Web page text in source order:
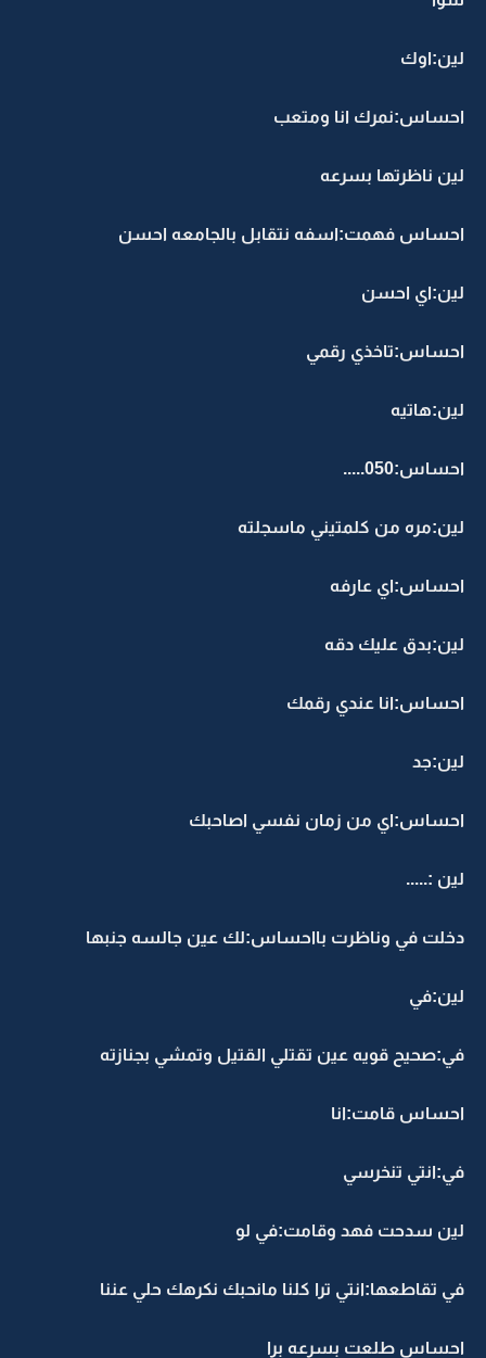
لين:اوك
احساس:نمرك انا ومتعب
لين ناظرتها بسرعه
احساس فهمت:اسفه نتقابل بالجامعه احسن
لين:اي احسن
احساس:تاخذي رقمي
لين:هاتيه
احساس:050.....
لين:مره من كلمتيني ماسجلته
احساس:اي عارفه
لين:بدق عليك دقه
احساس:انا عندي رقمك
لين:جد
احساس:اي من زمان نفسي اصاحبك
لين :.....
دخلت في وناظرت بااحساس:لك عين جالسه جنبها
لين:في
في:صحيح قويه عين تقتلي القتيل وتمشي بجنازته
احساس قامت:انا
في:انتي تنخرسي
لين سدحت فهد وقامت:في لو
في تقاطعها:انتي ترا كلنا مانحبك نكرهك حلي عننا
احساس طلعت بسرعه برا